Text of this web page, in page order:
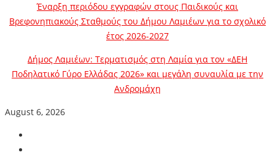
Έναρξη περιόδου εγγραφών στους Παιδικούς και
Βρεφονηπιακούς Σταθμούς του Δήμου Λαμιέων για το σχολικό
έτος 2026-2027
Δήμος Λαμιέων: Τερματισμός στη Λαμία για τον «ΔΕΗ
Ποδηλατικό Γύρο Ελλάδας 2026» και μεγάλη συναυλία με την
Ανδρομάχη
August 6, 2026